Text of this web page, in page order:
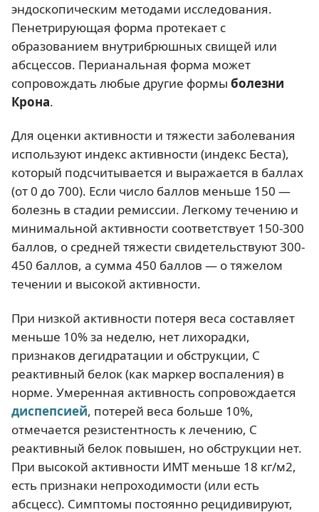
эндоскопическим методами исследования.
Пенетрирующая форма протекает с
образованием внутрибрюшных свищей или
абсцессов. Перианальная форма может
сопровождать любые другие формы болезни
Крона.
Для оценки активности и тяжести заболевания
используют индекс активности (индекс Беста),
который подсчитывается и выражается в баллах
(от 0 до 700). Если число баллов меньше 150 —
болезнь в стадии ремиссии. Легкому течению и
минимальной активности соответствует 150-300
баллов, о средней тяжести свидетельствуют 300-
450 баллов, а сумма 450 баллов — о тяжелом
течении и высокой активности.
При низкой активности потеря веса составляет
меньше 10% за неделю, нет лихорадки,
признаков дегидратации и обструкции, С
реактивный белок (как маркер воспаления) в
норме. Умеренная активность сопровождается
диспепсией, потерей веса больше 10%,
отмечается резистентность к лечению, С
реактивный белок повышен, но обструкции нет.
При высокой активности ИМТ меньше 18 кг/м2,
есть признаки непроходимости (или есть
абсцесс). Симптомы постоянно рецидивируют,